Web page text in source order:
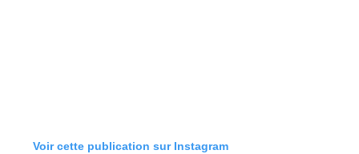
Voir cette publication sur Instagram